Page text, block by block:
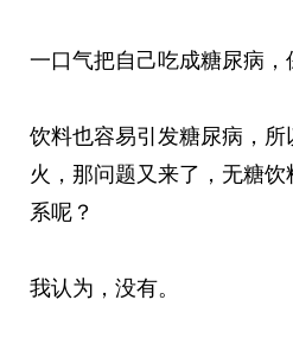
一口气把自己吃成糖尿病，
饮料也容易引发糖尿病，
火，那问题又来了，无糖
系呢？
我认为，没有。